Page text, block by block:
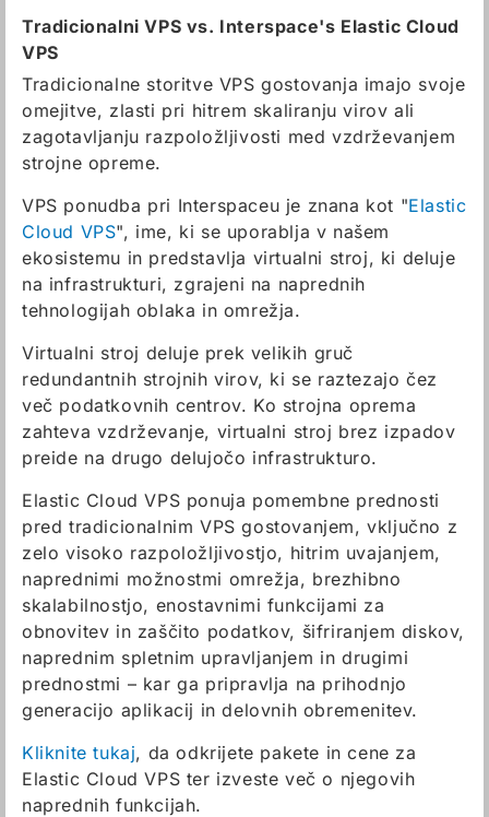
Tradicionalni VPS vs. Interspace's Elastic Cloud
VPS
Tradicionalne storitve VPS gostovanja imajo svoje
omejitve, zlasti pri hitrem skaliranju virov ali
zagotavljanju razpoložljivosti med vzdrževanjem
strojne opreme.
VPS ponudba pri Interspaceu je znana kot "Elastic
Cloud VPS", ime, ki se uporablja v našem
ekosistemu in predstavlja virtualni stroj, ki deluje
na infrastrukturi, zgrajeni na naprednih
tehnologijah oblaka in omrežja.
Virtualni stroj deluje prek velikih gruč
redundantnih strojnih virov, ki se raztezajo čez
več podatkovnih centrov. Ko strojna oprema
zahteva vzdrževanje, virtualni stroj brez izpadov
preide na drugo delujočo infrastrukturo.
Elastic Cloud VPS ponuja pomembne prednosti
pred tradicionalnim VPS gostovanjem, vključno z
zelo visoko razpoložljivostjo, hitrim uvajanjem,
naprednimi možnostmi omrežja, brezhibno
skalabilnostjo, enostavnimi funkcijami za
obnovitev in zaščito podatkov, šifriranjem diskov,
naprednim spletnim upravljanjem in drugimi
prednostmi – kar ga pripravlja na prihodnjo
generacijo aplikacij in delovnih obremenitev.
Kliknite tukaj, da odkrijete pakete in cene za
Elastic Cloud VPS ter izveste več o njegovih
naprednih funkcijah.